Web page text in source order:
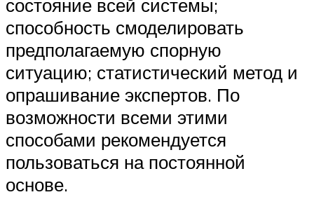
состояние всей системы;
способность смоделировать
предполагаемую спорную
ситуацию; статистический метод и
опрашивание экспертов. По
возможности всеми этими
способами рекомендуется
пользоваться на постоянной
основе.